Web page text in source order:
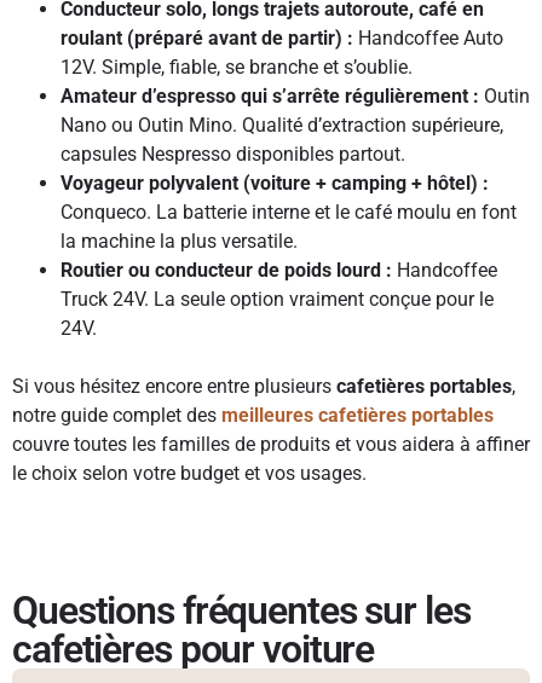
Conducteur solo, longs trajets autoroute, café en
roulant (préparé avant de partir) : Handcoffee Auto
12V. Simple, fiable, se branche et s’oublie.
Amateur d’espresso qui s’arrête régulièrement : Outin
Nano ou Outin Mino. Qualité d’extraction supérieure,
capsules Nespresso disponibles partout.
Voyageur polyvalent (voiture + camping + hôtel) :
Conqueco. La batterie interne et le café moulu en font
la machine la plus versatile.
Routier ou conducteur de poids lourd : Handcoffee
Truck 24V. La seule option vraiment conçue pour le
24V.
Si vous hésitez encore entre plusieurs cafetières portables,
notre guide complet des meilleures cafetières portables
couvre toutes les familles de produits et vous aidera à affiner
le choix selon votre budget et vos usages.
Questions fréquentes sur les
cafetières pour voiture